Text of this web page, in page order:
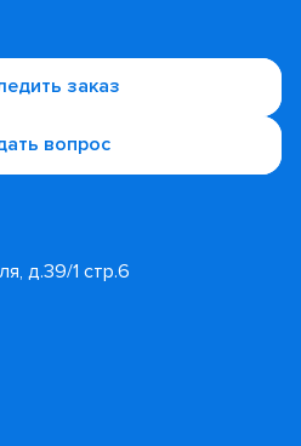
заказ
вопрос
д.39/1 стр.6